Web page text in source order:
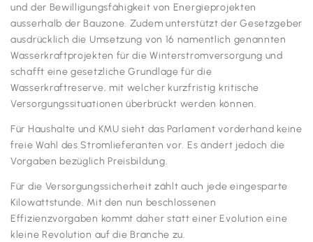
und der Bewilligungsfähigkeit von Energieprojekten
ausserhalb der Bauzone. Zudem unterstützt der Gesetzgeber
ausdrücklich die Umsetzung von 16 namentlich genannten
Wasserkraftprojekten für die Winterstromversorgung und
schafft eine gesetzliche Grundlage für die
Wasserkraftreserve, mit welcher kurzfristig kritische
Versorgungssituationen überbrückt werden können.
Für Haushalte und KMU sieht das Parlament vorderhand keine
freie Wahl des Stromlieferanten vor. Es ändert jedoch die
Vorgaben bezüglich Preisbildung.
Für die Versorgungssicherheit zählt auch jede eingesparte
Kilowattstunde. Mit den nun beschlossenen
Effizienzvorgaben kommt daher statt einer Evolution eine
kleine Revolution auf die Branche zu.